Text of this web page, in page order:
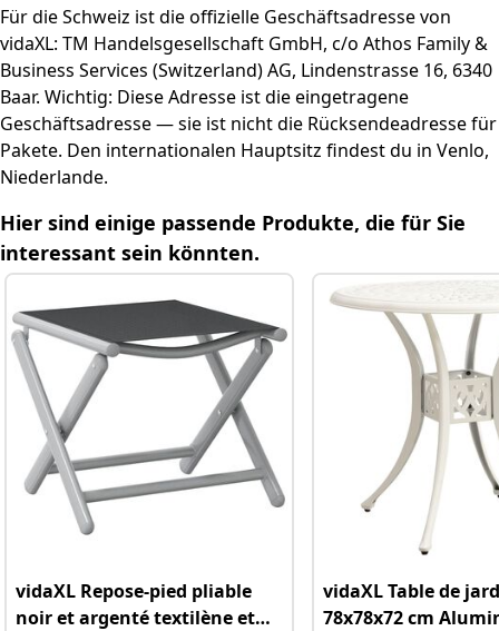
Hier sind einige passende Produkte, die für Sie
interessant sein könnten.
Adressen im Überblick
Weitere hilfreiche Fragen
Relevante Kategorielinks
Für die Schweiz ist die offizielle Geschäftsadresse von
vidaXL: TM Handelsgesellschaft GmbH, c/o Athos Family &
Business Services (Switzerland) AG, Lindenstrasse 16, 6340
Baar. Wichtig: Diese Adresse ist die eingetragene
Geschäftsadresse — sie ist nicht die Rücksendeadresse für
Pakete. Den internationalen Hauptsitz findest du in Venlo,
Niederlande.
Hier sind einige passende Produkte, die für Sie
interessant sein könnten.
vidaXL Repose-pied pliable
noir et argenté textilène et
vidaXL Table de
78x78x72 cm